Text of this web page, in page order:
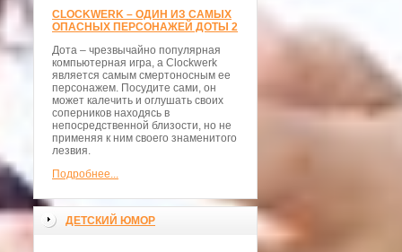
CLOCKWERK – ОДИН ИЗ САМЫХ
ОПАСНЫХ ПЕРСОНАЖЕЙ ДОТЫ 2
Дота – чрезвычайно популярная
компьютерная игра, а Clockwerk
является самым смертоносным ее
персонажем. Посудите сами, он
может калечить и оглушать своих
соперников находясь в
непосредственной близости, но не
применяя к ним своего знаменитого
лезвия.
Подробнее...
ДЕТСКИЙ ЮМОР